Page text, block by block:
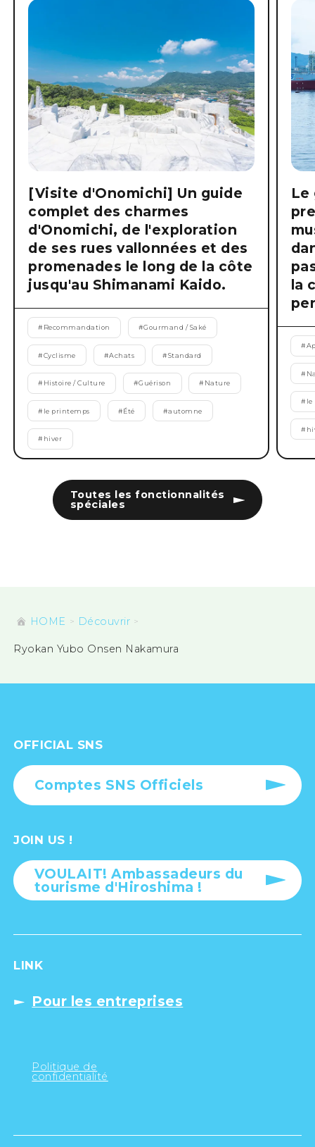
Toutes les fonctionnalités
spéciales
[Visite d'Onomichi] Un guide
complet des charmes
d'Onomichi, de l'exploration
de ses rues vallonnées et des
promenades le long de la côte
jusqu'au Shimanami Kaido.
# Recommandation #Gourmand / Saké
#Cyclisme #Achats #Standard
# Histoire / Culture #Guérison # Nature
# le printemps #Été #automne
# hiver
Le
la
#
#
#
#
HOME Découvrir
Ryokan Yubo Onsen Nakamura
OFFICIAL SNS
Comptes SNS Officiels
JOIN US !
VOULAIT! Ambassadeurs du
tourisme d'Hiroshima !
LINK
Pour les entreprises
Politique de
confidentialité